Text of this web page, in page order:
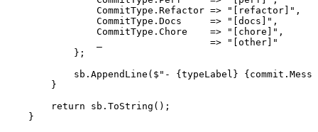
                CommitType
. Refactor => " [refactor] " ,
                CommitType
. Docs
     =>
" [docs] " ,
                CommitType
. Chore
    =>
" [chore] " ,
                   =>
" [other]
"
            };
            sb
. AppendLine ( $" - { typeLabel } { commit .
        }
        return
sb . ToString ();
    }